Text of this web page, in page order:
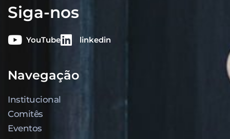
Siga-nos
YouTube linkedin
Navegação
Institucional
Comitês
Eventos